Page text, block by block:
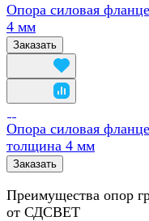
Опора силовая
4 мм
Заказать
Опора силовая
толщина 4 мм
Заказать
Преимущества опор
от СДСВЕТ